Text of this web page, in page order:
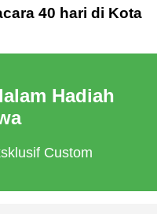
40 hari di Kota
Hadiah
Custom